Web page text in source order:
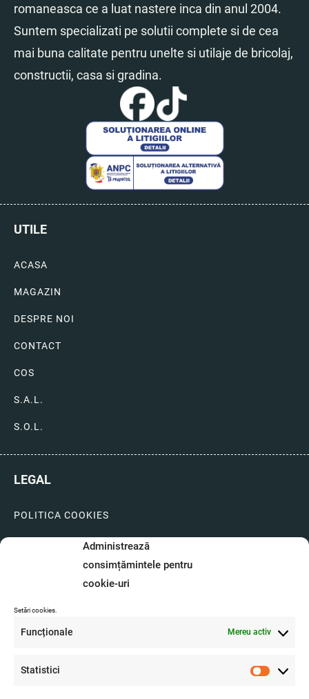
Administrează
consimțămintele pentru
cookie-uri
Setări cookies.
Funcționale Mereu activ
Statistici Statistici
romaneasca ce a luat nastere inca din anul 2004.
Suntem specializati pe solutii complete si de cea
mai buna calitate pentru unelte si utilaje de bricolaj,
constructii, casa si gradina.
UTILE
ACASA
MAGAZIN
DESPRE NOI
CONTACT
COS
S.A.L.
S.O.L.
LEGAL
POLITICA COOKIES
LIVRARI SI PLATI
GARANTIE SI SERVICE
A.N.P.C.